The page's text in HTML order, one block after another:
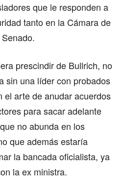
que le responden a
tanto en la Cámara de
prescindir de Bullrich, no
sin una líder con probados
el arte de anudar acuerdos
para sacar adelante
no abunda en los
que además estaría
la bancada oficialista, ya
la ex ministra.